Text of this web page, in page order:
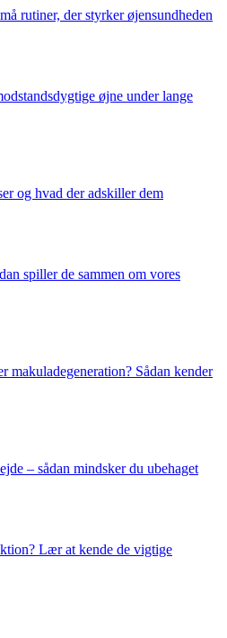
rutiner, der styrker øjensundheden
øjne under lange
og hvad der adskiller dem
spiller de sammen om vores
makuladegeneration? Sådan kender
– sådan mindsker du ubehaget
Lær at kende de vigtige